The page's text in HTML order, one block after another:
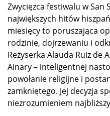
Zwycięzca festiwalu w San
największych hitów
miesięcy to poruszająca
rodzinie, dojrzewaniu i
Reżyserka Alauda Ruiz de
Ainary – inteligentnej
powołanie religijne i
zamkniętego. Jej decyzja
niezrozumieniem